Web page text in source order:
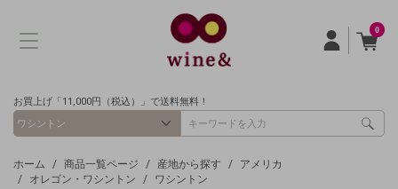
0
お買上げ「11,000円（税込）」で送料無料！
ホーム 商品一覧ページ 産地から探す
アメリカ
オレゴン・ワシントン
ワシントン